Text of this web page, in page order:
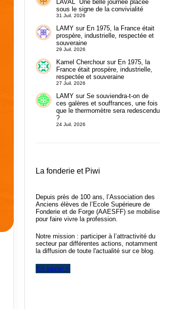
LAVAL Une belle journée placée
sous le signe de la convivialité
31 Juil. 2026
LAMYsur En 1975, la France était
prospère, industrielle, respectée et
souveraine
29 Juil. 2026
Kamel Cherchoursur En 1975, la
France était prospère, industrielle,
respectée et souveraine
27 Juil. 2026
LAMYsur Se souviendra-t-on de
ces galères et souffrances, une fois
que le thermomètre sera redescendu
?
24 Juil. 2026
La fonderie et Piwi
Depuis près de 100 ans, l’Association des
Anciens élèves de l’Ecole Supérieure de
Fonderie et de Forge (AAESFF) se mobilise
pour faire vivre la profession.
Notre mission : participer à l’attractivité du
secteur par différentes actions, notamment
la diffusion de toute l'actualité sur ce blog.
En savoir +